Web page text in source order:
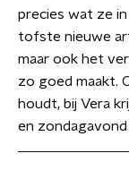
precies wat ze in
tofste nieuwe
maar ook het
zo goed maakt.
houdt, bij Vera
en